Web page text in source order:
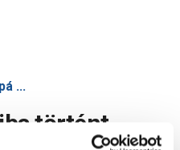
...
történt